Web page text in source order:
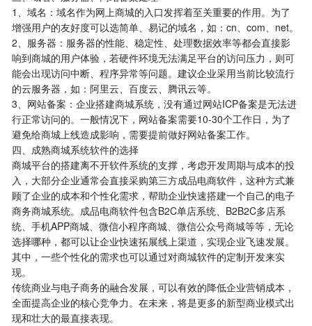
1、域名：域名作为网上商城的入口发挥着至关重要的作用。为了
增强用户的友好度可以选简单、易记的域名，如：cn、com、net。
2、服务器：服务器的性能、稳定性、处理数据效率等都会直接影
响到商城的用户体验，若硬件环境无法满足平台的访问压力，则可
能会出现访问中断、程序异常等问题。建议企业采用当前比较流行
的云服务器，如：阿里云、百度云、腾讯云等。
3、网站备案：企业搭建商城系统，没有通过网站ICP备案是无法进
行正常访问的。一般情况下，网站备案需要10-30个工作日，为了
避免给商城上线造成影响，需要提前做好网站备案工作。
四、成熟商城系统软件的选择
商城平台的搭建离不开软件系统的支撑，考虑开发周期与成本的投
入，大部分企业通常会直接采购第三方成品电商软件，这种方式兼
顾了企业的成本和个性化需求，帮助企业快速搭建一个自己的电子
商务商城系统。成品电商软件包含B2C单店系统、B2B2C多店系
统、手机APP商城、微信小程序商城、微信公众号商城等等，无论
选择哪种，都可以让企业快速拓展线上渠道，实现企业飞速发展。
其中，一些个性化的需求也可以通过对商城软件的定制开发来实
现。
传统商业与电子商务的融合发展，可以有效的降低企业营销成本，
全面提高企业的核心竞争力。在未来，将是更多的新型商业模式出
现和壮大的最直接表现。